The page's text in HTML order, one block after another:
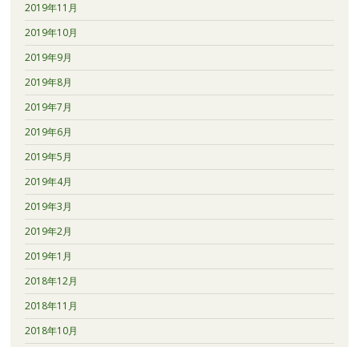
2019年11月
2019年10月
2019年9月
2019年8月
2019年7月
2019年6月
2019年5月
2019年4月
2019年3月
2019年2月
2019年1月
2018年12月
2018年11月
2018年10月